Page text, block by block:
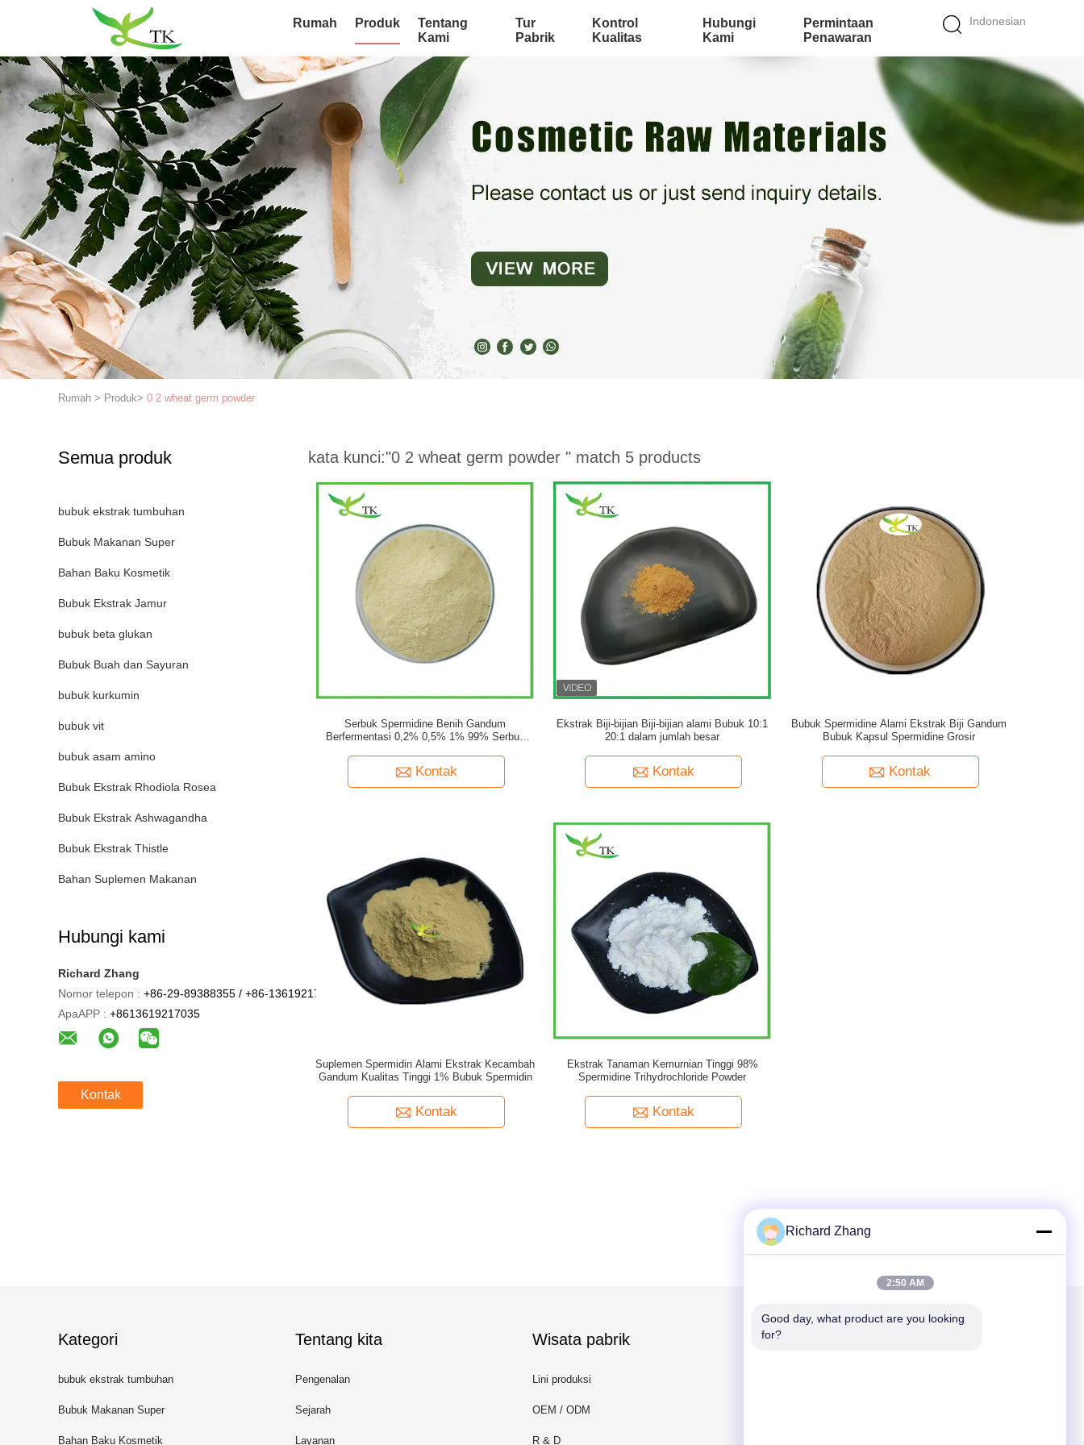
Indonesian
Rumah Produk
Tentang
Kami
Tur
Pabrik
Kontrol
Kualitas
Hubungi
Kami
Permintaan
Penawaran
Rumah > Produk> 0 2 wheat germ powder
Semua produk
bubuk ekstrak tumbuhan
Bubuk Makanan Super
Bahan Baku Kosmetik
Bubuk Ekstrak Jamur
bubuk beta glukan
Bubuk Buah dan Sayuran
bubuk kurkumin
bubuk vit
bubuk asam amino
Bubuk Ekstrak Rhodiola Rosea
Bubuk Ekstrak Ashwagandha
Bubuk Ekstrak Thistle
Bahan Suplemen Makanan
Hubungi kami
Richard Zhang
Nomor telepon : +86-29-89388355 / +86-13619217035
ApaAPP : +8613619217035
Kontak
kata kunci:"0 2 wheat germ powder " match 5 products
Serbuk Spermidine Benih Gandum
Berfermentasi 0,2% 0,5% 1% 99% Serbuk
Kontak
Ekstrak Biji-bijian Biji-bijian alami Bubuk 10:1
20:1 dalam jumlah besar
Kontak
Bubuk Spermidine Alami Ekstrak Biji Gandum
Bubuk Kapsul Spermidine Grosir
Kontak
Suplemen Spermidin Alami Ekstrak Kecambah
Gandum Kualitas Tinggi 1% Bubuk Spermidin
Kontak
Ekstrak Tanaman Kemurnian Tinggi 98%
Spermidine Trihydrochloride Powder
Kontak
Kategori
bubuk ekstrak tumbuhan
Bubuk Makanan Super
Bahan Baku Kosmetik
Tentang kita
Pengenalan
Sejarah
Layanan
Wisata pabrik
Lini produksi
OEM / ODM
R & D
Kirimkan Kami
Richard Zhang
2:50 AM
Good day, what product are you looking
for?